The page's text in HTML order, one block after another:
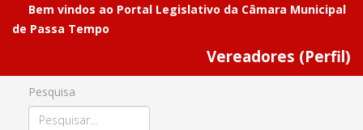
Bem vindos ao Portal Legislativo da Câmara Municipal
de Passa Tempo
Vereadores (Perfil)
Pesquisa